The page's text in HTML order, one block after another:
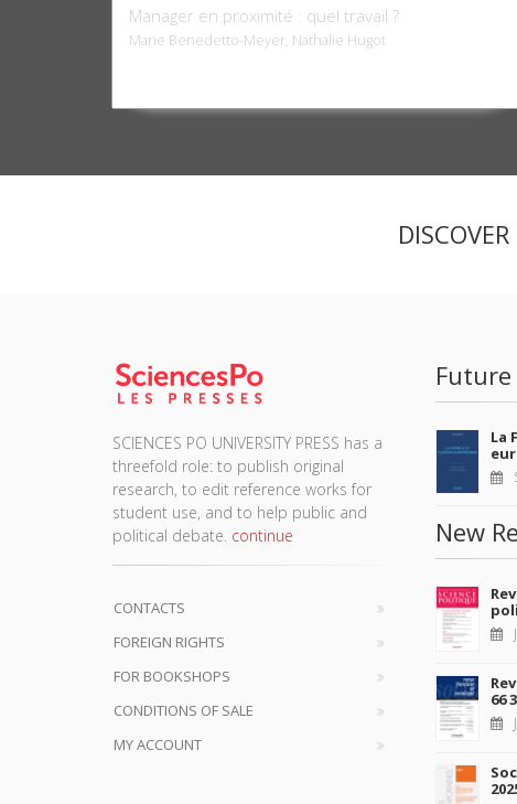
Manager en proximité : quel travail ?
Marie Benedetto-Meyer, Nathalie Hugot
SCIENCES PO UNIVERSITY PRESS has a
threefold role: to publish original
research, to edit reference works for
student use, and to help public and
political debate. continue
CONTACTS
FOREIGN RIGHTS
FOR BOOKSHOPS
CONDITIONS OF SALE
MY ACCOUNT
Future
La
New
66